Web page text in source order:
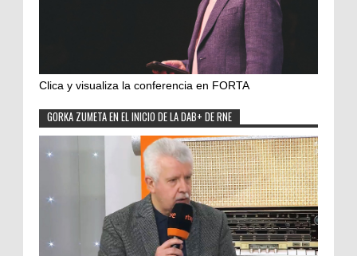
Clica y visualiza la conferencia en FORTA
GORKA ZUMETA EN EL INICIO DE LA DAB+ DE RNE